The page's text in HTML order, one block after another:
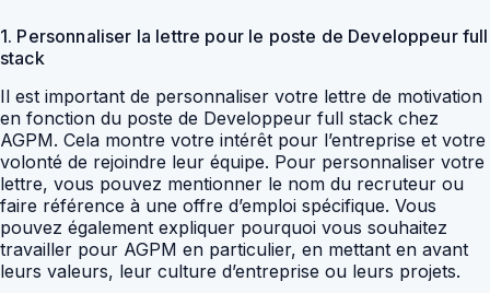
1. Personnaliser la lettre pour le poste de Developpeur full
stack
Il est important de personnaliser votre lettre de motivation
en fonction du poste de Developpeur full stack chez
AGPM. Cela montre votre intérêt pour l’entreprise et votre
volonté de rejoindre leur équipe. Pour personnaliser votre
lettre, vous pouvez mentionner le nom du recruteur ou
faire référence à une offre d’emploi spécifique. Vous
pouvez également expliquer pourquoi vous souhaitez
travailler pour AGPM en particulier, en mettant en avant
leurs valeurs, leur culture d’entreprise ou leurs projets.